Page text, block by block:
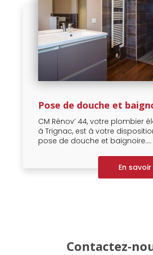
Pose de douche et
CM Rénov’ 44, votre plombier
à Trignac, est à votre
pose de douche et baignoire....
En
Contactez-